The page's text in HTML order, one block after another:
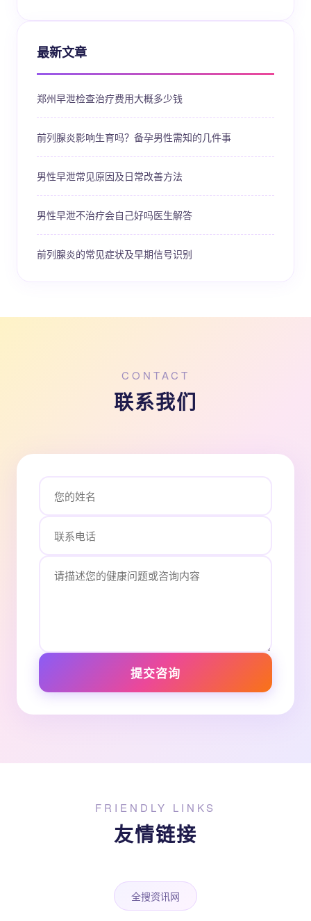
最新文章
郑州早泄检查治疗费用大概多少钱
前列腺炎影响生育吗？备孕男性需知的几件事
男性早泄常见原因及日常改善方法
男性早泄不治疗会自己好吗医生解答
前列腺炎的常见症状及早期信号识别
CONTACT
联系我们
提交咨询
FRIENDLY LINKS
友情链接
全搜资讯网